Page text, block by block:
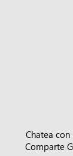
Chatea
Comparte